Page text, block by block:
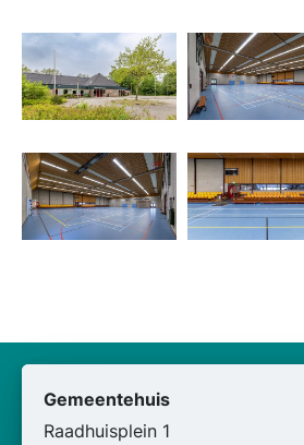
Gemeentehuis
Raadhuisplein 1